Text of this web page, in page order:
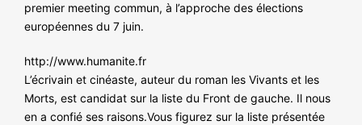
premier meeting commun, à l’approche des élections
européennes du 7 juin.
http://www.humanite.fr
L’écrivain et cinéaste, auteur du roman les Vivants et les
Morts, est candidat sur la liste du Front de gauche. Il nous
en a confié ses raisons.Vous figurez sur la liste présentée